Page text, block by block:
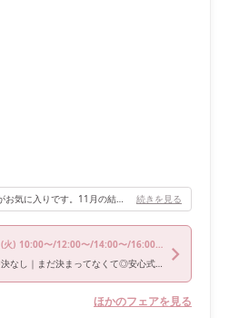
披露宴会場から見える庭の景色がお気に入りです。11月の結婚式だったこともあり紅葉が始まっていたため、より素敵だと思いました。 和モダンな床もお気に入りです。床のデザインが特徴的なので、装花がシンプルでも華やかな会場になると思います。 続きを見る
(火) 10:00〜/12:00〜/14:00〜/16:00〜/18:00〜
お盆フェア開催！即決なし｜まだ決まってなくて◎安心式場相談会
ほかのフェアを見る